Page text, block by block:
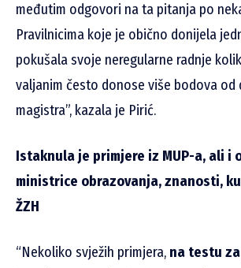
međutim odgovori na ta pitanja po
Pravilnicima koje je obično donijela
pokušala svoje neregularne radnje
valjanim često donose više bodova od
magistra”, kazala je Pirić.
Istaknula je primjere iz MUP-a, ali i
ministrice obrazovanja, znanosti,
ŽZH
“Nekoliko svježih primjera, na testu